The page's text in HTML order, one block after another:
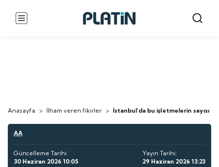
Anasayfa > İlham veren fikirler > İstanbul'da bu işletmelerin sayısı
AA
Güncelleme Tarihi:
30 Haziran 2026 10:05
Yayın Tarihi:
29 Haziran 2026 13:23